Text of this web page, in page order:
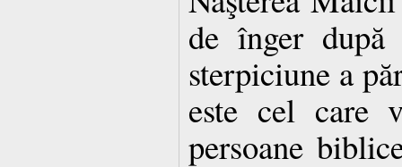
de înger
sterpiciune a
este cel care
persoane